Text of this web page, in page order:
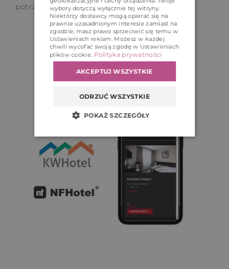
potrzeby zaawansowanej konfiguracji.
Sprawdź system
wybory dotyczą wyłącznie tej witryny.
Niektórzy dostawcy mogą opierać się na
prawnie uzasadnionym interesie zamiast na
zgodzie; masz prawo sprzeciwić się temu w
Ustawieniach reklam. Możesz w każdej
chwili wycofać swoją zgodę w Ustawieniach
plików cookie. Polityka prywatności
AKCEPTUJ WSZYSTKIE
ODRZUĆ WSZYSTKIE
POKAŻ SZCZEGÓŁY